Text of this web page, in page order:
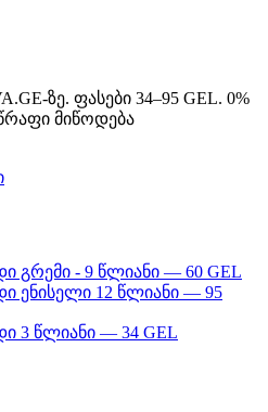
ზე. ფასები 34–95 GEL. 0%
მიწოდება
გრემი - 9 წლიანი — 60 GEL
ენისელი 12 წლიანი — 95
3 წლიანი — 34 GEL